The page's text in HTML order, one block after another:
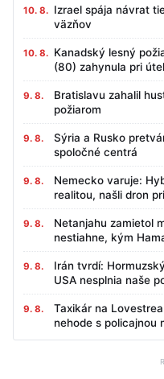
10. 8. Izrael spája návrat
väzňov
10. 8. Kanadský lesný
(80) zahynula pri
9. 8.
Bratislavu zahalil
požiarom
9. 8.
Sýria a Rusko
spoločné centrá
9. 8.
Nemecko varuje:
realitou, našli dron
9. 8.
Netanjahu zamietol
nestiahne, kým
9. 8.
Irán tvrdí:
USA nesplnia naše
9. 8.
Taxikár na
nehode s policajnou